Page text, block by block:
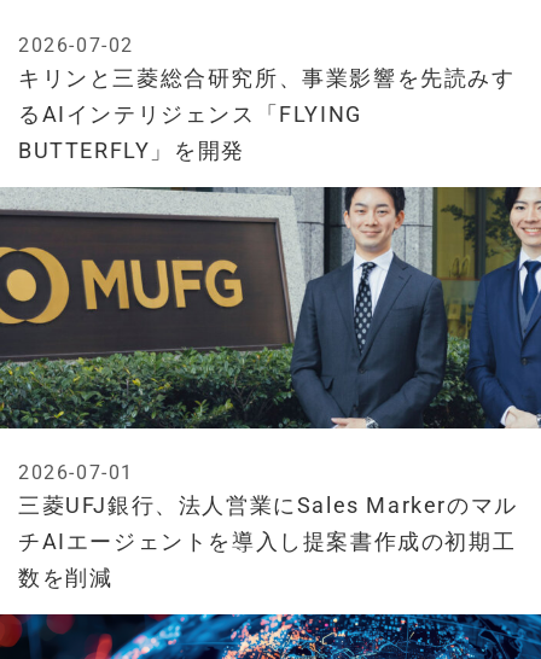
キリンと三菱総合研究所、事業影響を先読みす
るAIインテリジェンス「FLYING
BUTTERFLY」を開発
2026-07-02
三菱UFJ銀行、法人営業にSales Markerのマル
チAIエージェントを導入し提案書作成の初期工
数を削減
2026-07-01